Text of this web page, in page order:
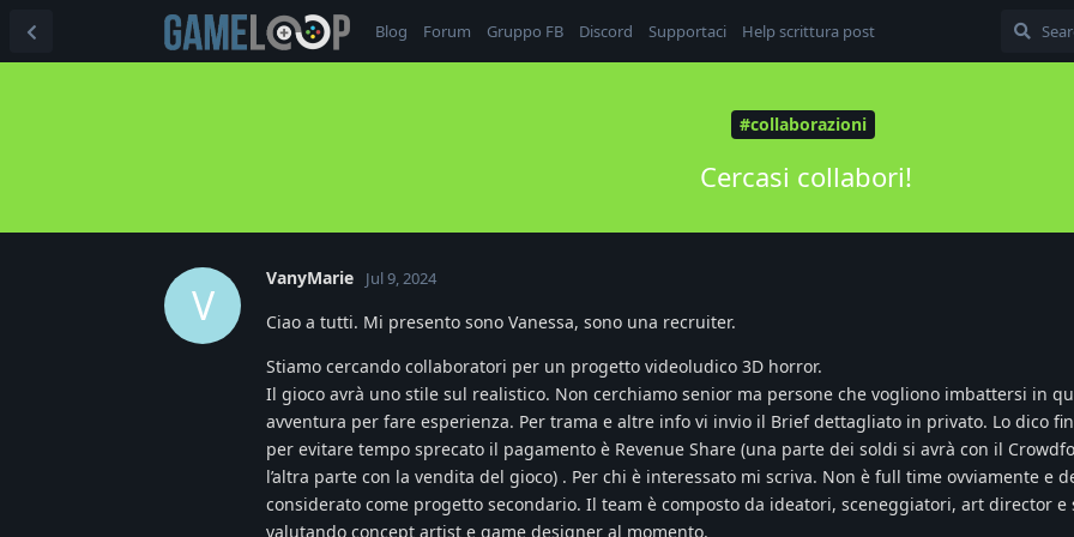
Blog Forum Gruppo FB Discord Supportaci Help scrittura post
#collaborazioni
Cercasi collabori!
V
VanyMarie Jul 9, 2024
Ciao a tutti. Mi presento sono Vanessa, sono una recruiter.
Stiamo cercando collaboratori per un progetto videoludico 3D horror.
Il gioco avrà uno stile sul realistico. Non cerchiamo senior ma persone che vogliono imbattersi in
avventura per fare esperienza. Per trama e altre info vi invio il Brief dettagliato in privato. Lo dico
per evitare tempo sprecato il pagamento è Revenue Share (una parte dei soldi si avrà con il
l’altra parte con la vendita del gioco) . Per chi è interessato mi scriva. Non è full time ovviamente e
considerato come progetto secondario. Il team è composto da ideatori, sceneggiatori, art director e
valutando concept artist e game designer al momento.